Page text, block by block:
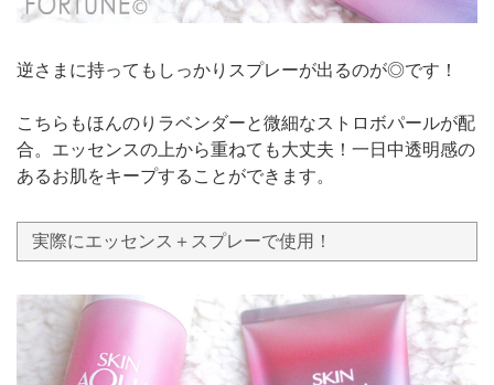
逆さまに持ってもしっかりスプレーが出るのが◎です！
こちらもほんのりラベンダーと微細なストロボパールが配
合。エッセンスの上から重ねても大丈夫！一日中透明感の
あるお肌をキープすることができます。
実際にエッセンス＋スプレーで使用！